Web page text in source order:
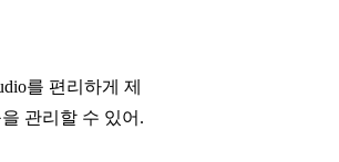
를 편리하게 제
관리할 수 있어.